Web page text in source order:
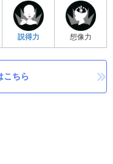
説得力 想像力
こちら